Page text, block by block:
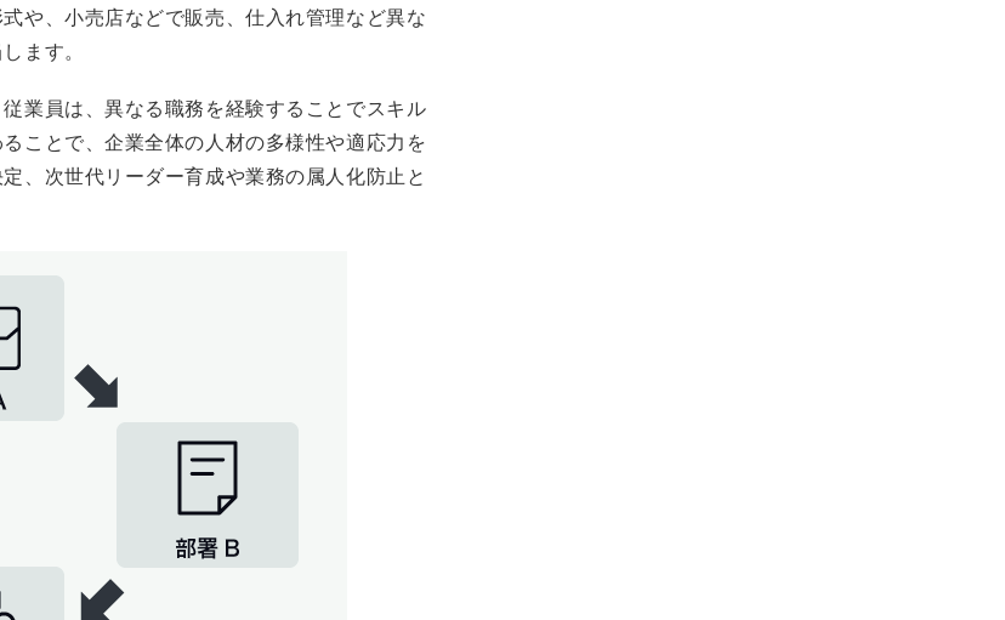
や、小売店などで販売、仕入れ管理など異な
ます。
業員は、異なる職務を経験することでスキル
ことで、企業全体の人材の多様性や適応力を
、次世代リーダー育成や業務の属人化防止と